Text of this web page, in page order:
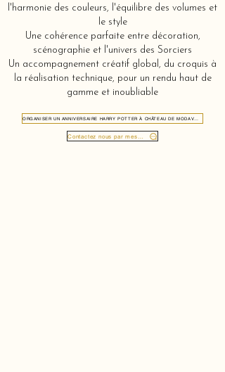
l'harmonie des couleurs, l'équilibre des volumes et
le style
Une cohérence parfaite entre décoration,
scénographie et l'univers des Sorciers
Un accompagnement créatif global, du croquis à
la réalisation technique, pour un rendu haut de
gamme et inoubliable